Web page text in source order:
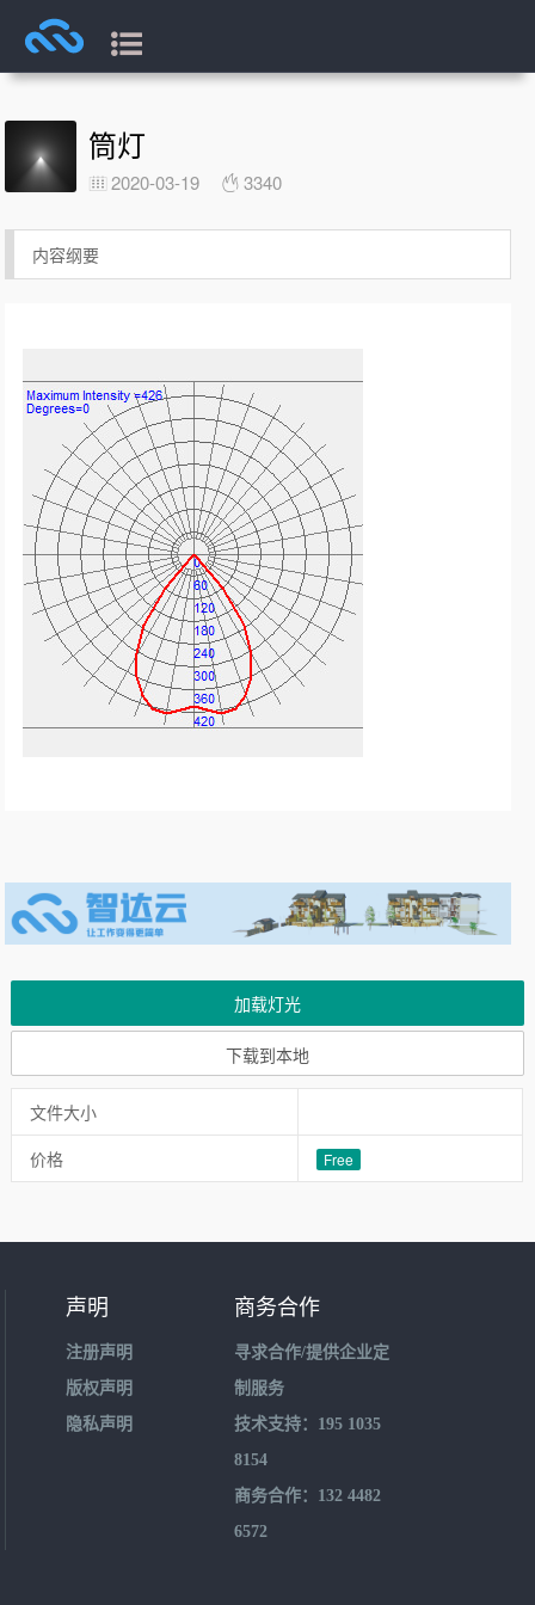
筒灯
2020-03-19 3340
内容纲要
加载灯光
下载到本地
文件大小
价格
Free
声明
注册声明
版权声明
隐私声明
商务合作
寻求合作/提供企业定
制服务
技术支持：195 1035
8154
商务合作：132 4482
6572